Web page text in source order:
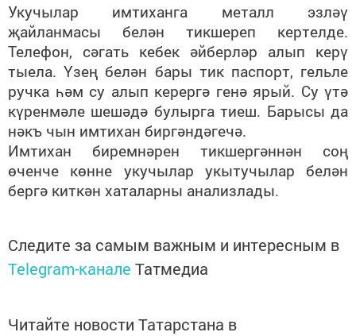
Укучылар имтиханга металл эзләү
җайланмасы белән тикшереп кертелде.
Телефон, сәгать кебек әйберләр алып керү
тыела. Үзең белән бары тик паспорт, гельле
ручка һәм су алып керергә генә ярый. Су үтә
күренмәле шешәдә булырга тиеш. Барысы да
нәкъ чын имтихан биргәндәгечә.
Имтихан биремнәрен тикшергәннән соң
өченче көнне укучылар укытучылар белән
бергә киткән хаталарны анализлады.
Следите за самым важным и интересным в
Telegram-канале Татмедиа
Читайте новости Татарстана в